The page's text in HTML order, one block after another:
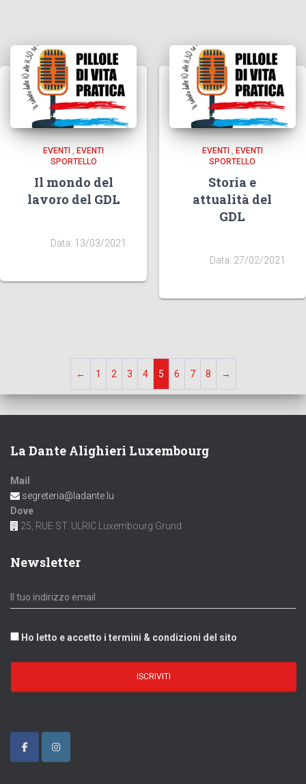
EVENTI , EVENTI
SPORTELLO
Il mondo del
lavoro del GDL
Data: 13/03/2021
EVENTI , EVENTI
SPORTELLO
Storia e
attualità del
GDL
Data: 27/02/2021
← 1 2 3 4 5 6 7 8 →
La Dante Alighieri Luxembourg
Mail
segreteria@ladante.lu
Dove
25, RUE ST. ULRIC Luxembourg Grund
Newsletter
Ho letto e accetto i termini & condizioni del sito